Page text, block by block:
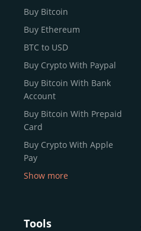
Buy Bitcoin
Buy Ethereum
BTC to USD
Buy Crypto With Paypal
Buy Bitcoin With Bank
Account
Buy Bitcoin With Prepaid
Card
Buy Crypto With Apple
Pay
Buy Bitcoin With Skrill
Show more
Tools